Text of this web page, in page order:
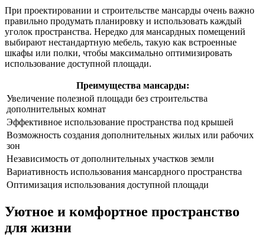
При проектировании и строительстве мансарды очень важно
правильно продумать планировку и использовать каждый
уголок пространства. Нередко для мансардных помещений
выбирают нестандартную мебель, такую как встроенные
шкафы или полки, чтобы максимально оптимизировать
использование доступной площади.
Преимущества мансарды:
Увеличение полезной площади без строительства
дополнительных комнат
Эффективное использование пространства под крышей
Возможность создания дополнительных жилых или рабочих
зон
Независимость от дополнительных участков земли
Вариативность использования мансардного пространства
Оптимизация использования доступной площади
Уютное и комфортное пространство
для жизни